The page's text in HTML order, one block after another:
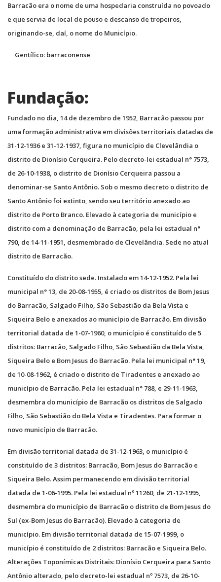
Barracão era o nome de uma hospedaria construída no povoado
e que servia de local de pouso e descanso de tropeiros,
originando-se, daí, o nome do Município.
Gentílico: barraconense
Fundação:
Fundado no dia, 14 de dezembro de 1952, Barracão passou por
uma formação administrativa em divisões territoriais datadas de
31-12-1936 e 31-12-1937, figura no município de Clevelândia o
distrito de Dionísio Cerqueira. Pelo decreto-lei estadual n° 7573,
de 26-10-1938, o distrito de Dionísio Cerqueira passou a
denominar-se Santo Antônio. Sob o mesmo decreto o distrito de
Santo Antônio foi extinto, sendo seu território anexado ao
distrito de Porto Branco. Elevado à categoria de município e
distrito com a denominação de Barracão, pela lei estadual n°
790, de 14-11-1951, desmembrado de Clevelândia. Sede no atual
distrito de Barracão.
Constituído do distrito sede. Instalado em 14-12-1952. Pela lei
municipal n° 13, de 20-08-1955, é criado os distritos de Bom Jesus
do Barracão, Salgado Filho, São Sebastião da Bela Vista e
Siqueira Belo e anexados ao município de Barracão. Em divisão
territorial datada de 1-07-1960, o município é constituído de 5
distritos: Barracão, Salgado Filho, São Sebastião da Bela Vista,
Siqueira Belo e Bom Jesus do Barracão. Pela lei municipal n° 19,
de 10-08-1962, é criado o distrito de Tiradentes e anexado ao
município de Barracão. Pela lei estadual n° 788, e 29-11-1963,
desmembra do município de Barracão os distritos de Salgado
Filho, São Sebastião do Bela Vista e Tiradentes. Para formar o
novo município de Barracão.
Em divisão territorial datada de 31-12-1963, o município é
constituído de 3 distritos: Barracão, Bom Jesus do Barracão e
Siqueira Belo. Assim permanecendo em divisão territorial
datada de 1-06-1995. Pela lei estadual nº 11260, de 21-12-1995,
desmembra do município de Barracão o distrito de Bom Jesus do
Sul (ex-Bom Jesus do Barracão). Elevado à categoria de
município. Em divisão territorial datada de 15-07-1999, o
município é constituído de 2 distritos: Barracão e Siqueira Belo.
Alterações Toponímicas Distritais: Dionísio Cerqueira para Santo
Antônio alterado, pelo decreto-lei estadual nº 7573, de 26-10-